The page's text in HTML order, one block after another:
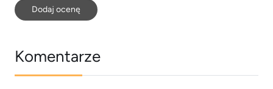
Dodaj ocenę
Komentarze